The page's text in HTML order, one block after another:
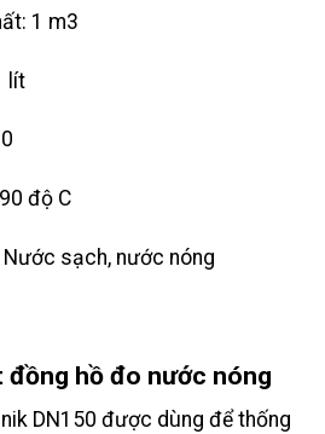
1 m3
lít
độ C
sạch, nước nóng
đồng hồ đo nước nóng
DN150 được dùng để thống